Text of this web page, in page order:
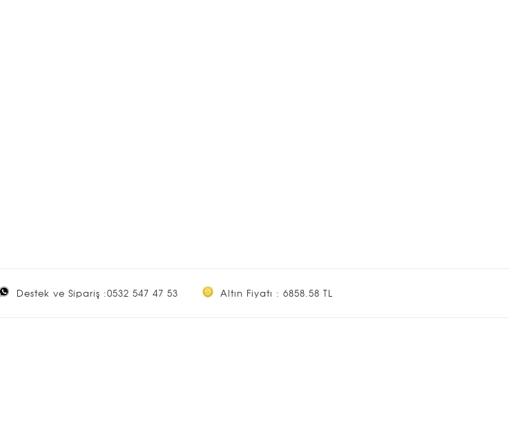
Destek ve Sipariş :0532 547 47 53 Altın Fiyatı : 6858.58 TL